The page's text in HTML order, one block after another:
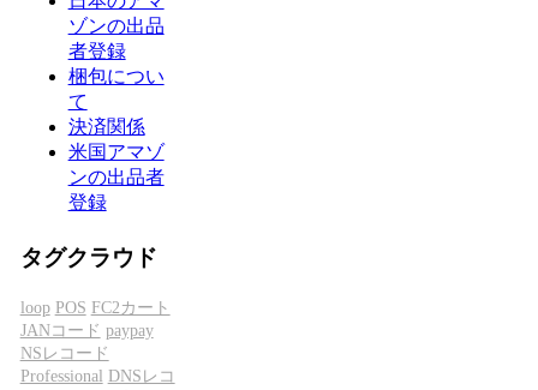
ゾンの出品
者登録
梱包につい
て
決済関係
米国アマゾ
ンの出品者
登録
タグクラウド
loop POS FC2カート
JANコード paypay
NSレコード
Professional DNSレコ